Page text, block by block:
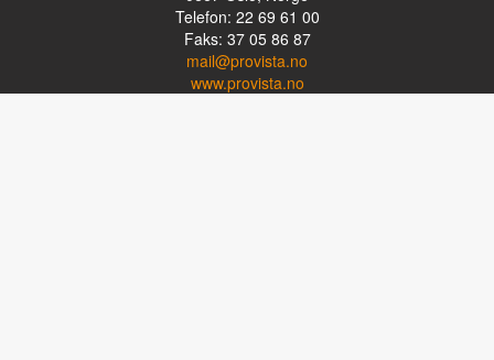
Telefon: 22 69 61 00
Faks: 37 05 86 87
mail@provista.no
www.provista.no